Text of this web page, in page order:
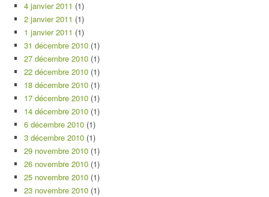
4 janvier 2011 (1)
2 janvier 2011 (1)
1 janvier 2011 (1)
31 décembre 2010 (1)
27 décembre 2010 (1)
22 décembre 2010 (1)
18 décembre 2010 (1)
17 décembre 2010 (1)
14 décembre 2010 (1)
6 décembre 2010 (1)
3 décembre 2010 (1)
29 novembre 2010 (1)
26 novembre 2010 (1)
25 novembre 2010 (1)
23 novembre 2010 (1)